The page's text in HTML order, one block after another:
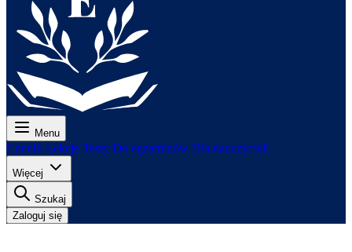
Menu
Cennik Lekcje Testy Do egzaminów Dla nauczycieli
Więcej
Szukaj
Zaloguj się